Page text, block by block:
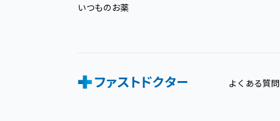
いつものお薬
よくある質問